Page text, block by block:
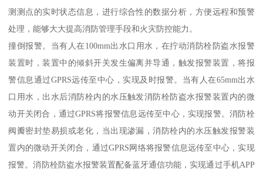
测测点的实时状态信息，进行综合性的数据分析，方便远程和预警
处理，能够大大提高消防管理手段和火灾防控能力。
撞倒报警。当有人在100mm出水口用水，在拧动消防栓防盗水报警
装置时，装置中的倾斜开关发生偏离并导通，触发报警装置，将报
警信息通过GPRS远传至中心，实现及时报警。当有人在65mm出水
口用水，出水后消防栓内的水压触发消防栓防盗水报警装置内的微
动开关闭合，通过GPRS将报警信息远传至中心，实现报警。消防栓
阀瓣密封垫易损或老化，当出现渗漏，消防栓内的水压触发报警装
置内的微动开关闭合，通过GPRS网络将报警信息远传至中心，实现
报警。消防栓防盗水报警装置配备蓝牙通信功能，实现通过手机APP